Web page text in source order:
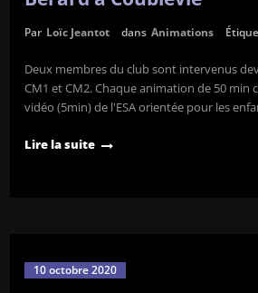
Par Loïc Jeantot dans Animations
Deux membres du club sont intervenus
CM1 et CM2. Chaque animation de 50 min
vidéo (5min) de l'ESA orientée pour les
Lire la suite
10 octobre 2020